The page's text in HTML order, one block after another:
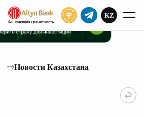
KZ
Новости Казахстана